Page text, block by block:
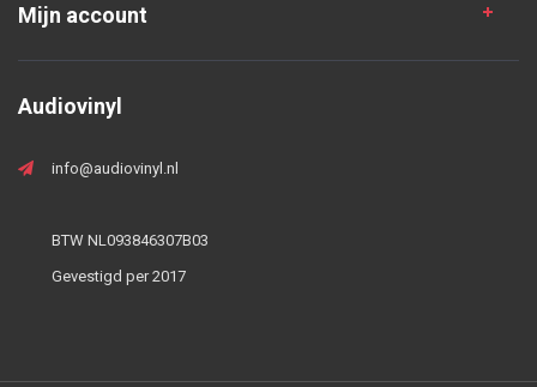
Mijn account
Audiovinyl
info@audiovinyl.nl
BTW NL093846307B03
Gevestigd per 2017